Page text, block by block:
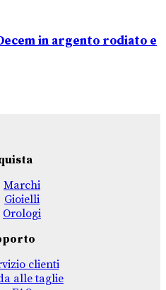
in argento rodiato e
Marchi
Gioielli
Orologi
clienti
alle taglie